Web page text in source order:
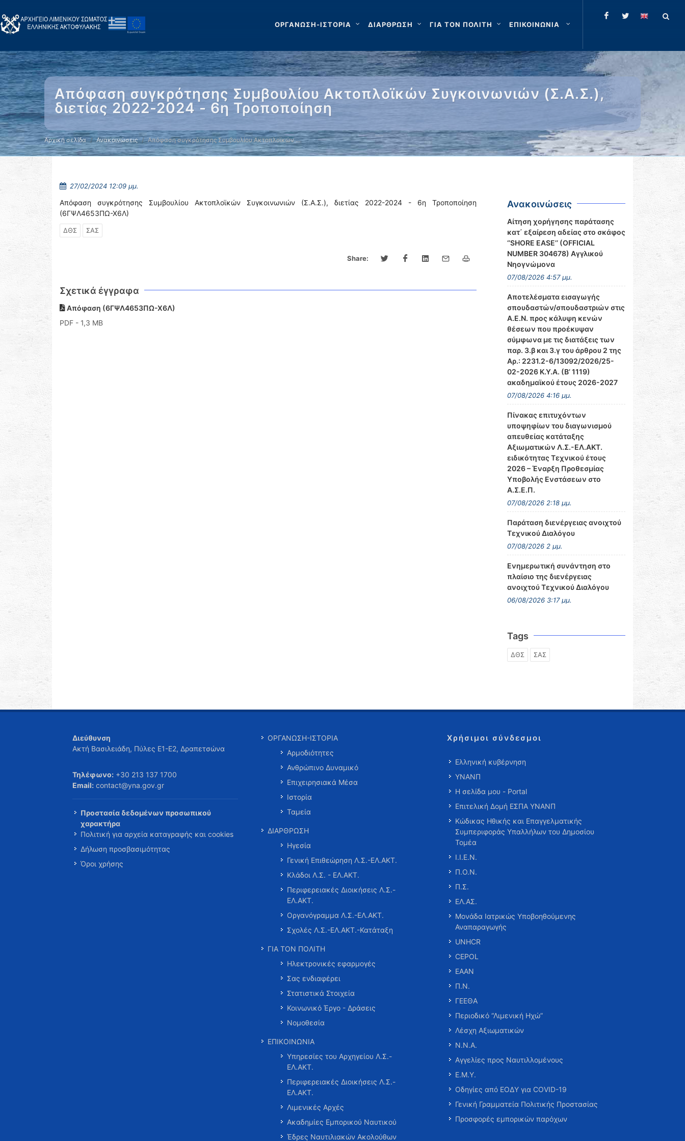
ΟΡΓΑΝΩΣΗ-ΙΣΤΟΡΙΑ ΔΙΑΡΘΡΩΣΗ ΓΙΑ ΤΟΝ ΠΟΛΙΤΗ ΕΠΙΚΟΙΝΩΝΙΑ
Απόφαση συγκρότησης Συμβουλίου Ακτοπλοϊκών Συγκοινωνιών (Σ.Α.Σ.),
διετίας 2022-2024 - 6η Τροποποίηση
Αρχική σελίδα Ανακοινώσεις Απόφαση συγκρότησης Συμβουλίου Ακτοπλοϊκών …
27/02/2024 12:09 μμ.
Απόφαση συγκρότησης Συμβουλίου Ακτοπλοϊκών Συγκοινωνιών (Σ.Α.Σ.), διετίας 2022-2024 - 6η Τροποποίηση
(6ΓΨΛ4653ΠΩ-Χ6Λ)
ΔΘΣ ΣΑΣ
Share:
Σχετικά έγγραφα
Απόφαση (6ΓΨΛ4653ΠΩ-Χ6Λ)
PDF - 1,3 MB
Ανακοινώσεις
Αίτηση χορήγησης παράτασης
κατ΄ εξαίρεση αδείας στο σκάφος
‘’SHORE EASE’’ (OFFICIAL
NUMBER 304678) Αγγλικού
Νηογνώμονα
07/08/2026 4:57 μμ.
Αποτελέσματα εισαγωγής
σπουδαστών/σπουδαστριών στις
Α.Ε.Ν. προς κάλυψη κενών
θέσεων που προέκυψαν
σύμφωνα με τις διατάξεις των
παρ. 3.β και 3.γ του άρθρου 2 της
Αρ.: 2231.2-6/13092/2026/25-
02-2026 Κ.Υ.Α. (Β’ 1119)
ακαδημαϊκού έτους 2026-2027
07/08/2026 4:16 μμ.
Πίνακας επιτυχόντων
υποψηφίων του διαγωνισμού
απευθείας κατάταξης
Αξιωματικών Λ.Σ.-ΕΛ.ΑΚΤ.
ειδικότητας Τεχνικού έτους
2026 – Έναρξη Προθεσμίας
Υποβολής Ενστάσεων στο
Α.Σ.Ε.Π.
07/08/2026 2:18 μμ.
Παράταση διενέργειας ανοιχτού
Τεχνικού Διαλόγου
07/08/2026 2 μμ.
Ενημερωτική συνάντηση στο
πλαίσιο της διενέργειας
ανοιχτού Τεχνικού Διαλόγου
06/08/2026 3:17 μμ.
Tags
ΔΘΣ ΣΑΣ
Διεύθυνση
Ακτή Βασιλειάδη, Πύλες Ε1-Ε2, Δραπετσώνα
Τηλέφωνο: +30 213 137 1700
Email: contact@yna.gov.gr
Προστασία δεδομένων προσωπικού
χαρακτήρα
Πολιτική για αρχεία καταγραφής και cookies
Δήλωση προσβασιμότητας
Όροι χρήσης
ΟΡΓΑΝΩΣΗ-ΙΣΤΟΡΙΑ
Αρμοδιότητες
Ανθρώπινο Δυναμικό
Επιχειρησιακά Μέσα
Ιστορία
Ταμεία
ΔΙΑΡΘΡΩΣΗ
Ηγεσία
Γενική Επιθεώρηση Λ.Σ.-ΕΛ.ΑΚΤ.
Κλάδοι Λ.Σ. - ΕΛ.ΑΚΤ.
Περιφερειακές Διοικήσεις Λ.Σ.-
ΕΛ.ΑΚΤ.
Οργανόγραμμα Λ.Σ.-ΕΛ.ΑΚΤ.
Σχολές Λ.Σ.-ΕΛ.ΑΚΤ.-Κατάταξη
ΓΙΑ ΤΟΝ ΠΟΛΙΤΗ
Ηλεκτρονικές εφαρμογές
Σας ενδιαφέρει
Στατιστικά Στοιχεία
Κοινωνικό Έργο - Δράσεις
Νομοθεσία
ΕΠΙΚΟΙΝΩΝΙΑ
Υπηρεσίες του Αρχηγείου Λ.Σ.-
ΕΛ.ΑΚΤ.
Περιφερειακές Διοικήσεις Λ.Σ.-
ΕΛ.ΑΚΤ.
Λιμενικές Αρχές
Ακαδημίες Εμπορικού Ναυτικού
Έδρες Ναυτιλιακών Ακολούθων
Χρήσιμοι σύνδεσμοι
Ελληνική κυβέρνηση
ΥΝΑΝΠ
Η σελίδα μου - Portal
Επιτελική Δομή ΕΣΠΑ ΥΝΑΝΠ
Κώδικας Ηθικής και Επαγγελματικής
Συμπεριφοράς Υπαλλήλων του Δημοσίου
Τομέα
Ι.Ι.Ε.Ν.
Π.Ο.Ν.
Π.Σ.
ΕΛ.ΑΣ.
Μονάδα Ιατρικώς Υποβοηθούμενης
Αναπαραγωγής
UNHCR
CEPOL
ΕΑΑΝ
Π.Ν.
ΓΕΕΘΑ
Περιοδικό “Λιμενική Ηχώ”
Λέσχη Αξιωματικών
Ν.Ν.Α.
Αγγελίες προς Ναυτιλλομένους
Ε.Μ.Υ.
Οδηγίες από ΕΟΔΥ για COVID-19
Γενική Γραμματεία Πολιτικής Προστασίας
Προσφορές εμπορικών παρόχων